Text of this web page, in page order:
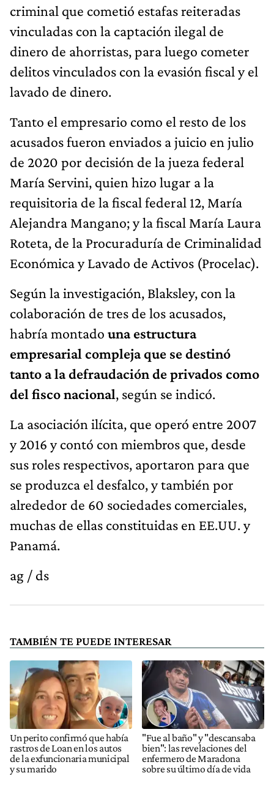
criminal que cometió estafas reiteradas
vinculadas con la captación ilegal de
dinero de ahorristas, para luego cometer
delitos vinculados con la evasión fiscal y el
lavado de dinero.
Tanto el empresario como el resto de los
acusados fueron enviados a juicio en julio
de 2020 por decisión de la jueza federal
María Servini, quien hizo lugar a la
requisitoria de la fiscal federal 12, María
Alejandra Mangano; y la fiscal María Laura
Roteta, de la Procuraduría de Criminalidad
Económica y Lavado de Activos (Procelac).
Según la investigación, Blaksley, con la
colaboración de tres de los acusados,
habría montado una estructura
empresarial compleja que se destinó
tanto a la defraudación de privados como
del fisco nacional, según se indicó.
La asociación ilícita, que operó entre 2007
y 2016 y contó con miembros que, desde
sus roles respectivos, aportaron para que
se produzca el desfalco, y también por
alrededor de 60 sociedades comerciales,
muchas de ellas constituidas en EE.UU. y
Panamá.
ag / ds
TAMBIÉN TE PUEDE INTERESAR
Un perito confirmó que había
rastros de Loan en los autos
de la exfuncionaria municipal
y su marido
"Fue al baño" y "descansaba
bien": las revelaciones del
enfermero de Maradona
sobre su último día de vida